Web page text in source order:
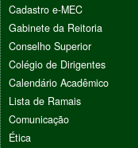
Cadastro e-MEC
Gabinete da Reitoria
Conselho Superior
Colégio de Dirigentes
Calendário Acadêmico
Lista de Ramais
Comunicação
Ética